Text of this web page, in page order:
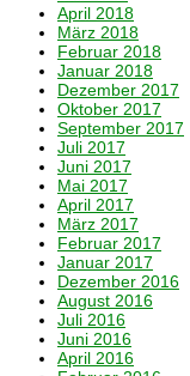
April 2018
März 2018
Februar 2018
Januar 2018
Dezember 2017
Oktober 2017
September 2017
Juli 2017
Juni 2017
Mai 2017
April 2017
März 2017
Februar 2017
Januar 2017
Dezember 2016
August 2016
Juli 2016
Juni 2016
April 2016